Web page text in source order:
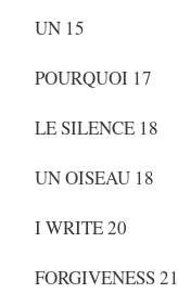
UN 15
POURQUOI 17
LE SILENCE 18
UN OISEAU 18
I WRITE 20
FORGIVENESS 21